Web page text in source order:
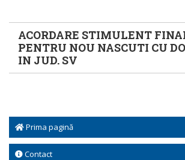
ACORDARE STIMULENT
PENTRU NOU NASCUTI CU
IN JUD. SV
Prima pagină
Contact